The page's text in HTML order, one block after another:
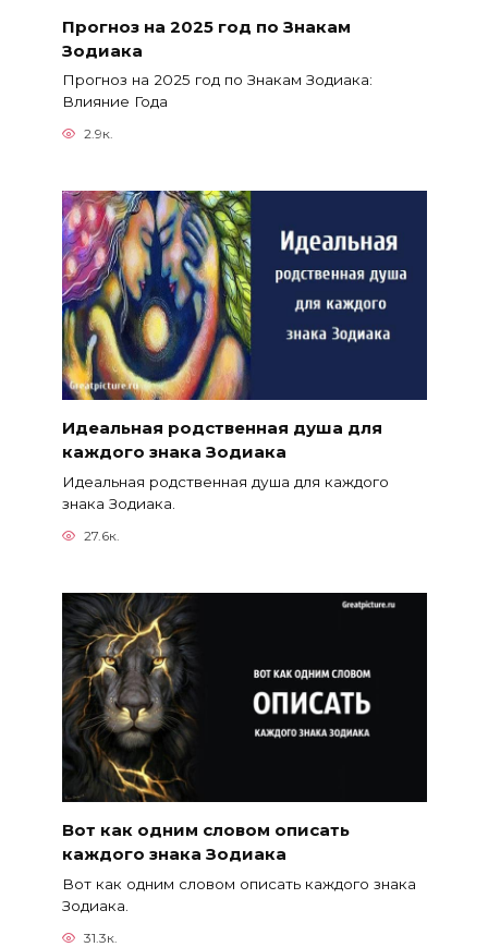
Прогноз на 2025 год по Знакам
Зодиака
Прогноз на 2025 год по Знакам Зодиака:
Влияние Года
2.9к.
Идеальная родственная душа для
каждого знака Зодиака
Идеальная родственная душа для каждого
знака Зодиака.
27.6к.
Вот как одним словом описать
каждого знака Зодиака
Вот как одним словом описать каждого знака
Зодиака.
31.3к.